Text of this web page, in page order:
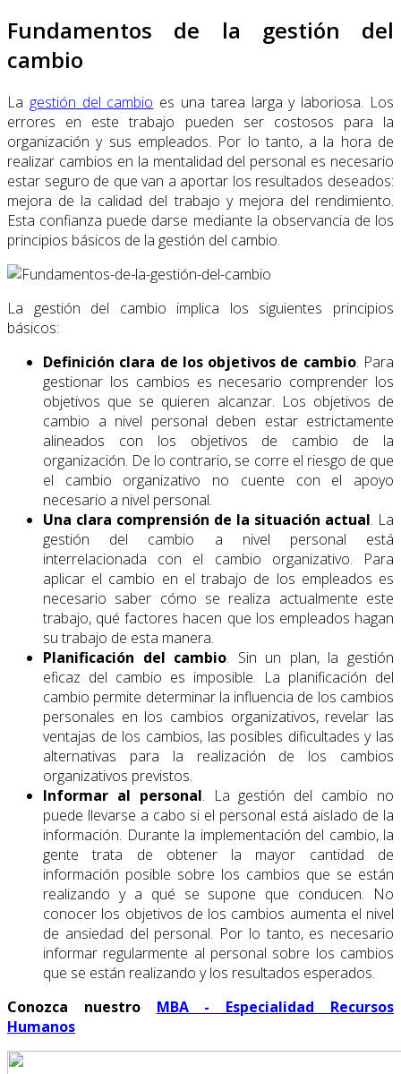
Fundamentos de la gestión del
cambio
La gestión del cambio es una tarea larga y laboriosa. Los
errores en este trabajo pueden ser costosos para la
organización y sus empleados. Por lo tanto, a la hora de
realizar cambios en la mentalidad del personal es necesario
estar seguro de que van a aportar los resultados deseados:
mejora de la calidad del trabajo y mejora del rendimiento.
Esta confianza puede darse mediante la observancia de los
principios básicos de la gestión del cambio.
La gestión del cambio implica los siguientes principios
básicos:
Definición clara de los objetivos de cambio. Para
gestionar los cambios es necesario comprender los
objetivos que se quieren alcanzar. Los objetivos de
cambio a nivel personal deben estar estrictamente
alineados con los objetivos de cambio de la
organización. De lo contrario, se corre el riesgo de que
el cambio organizativo no cuente con el apoyo
necesario a nivel personal.
Una clara comprensión de la situación actual. La
gestión del cambio a nivel personal está
interrelacionada con el cambio organizativo. Para
aplicar el cambio en el trabajo de los empleados es
necesario saber cómo se realiza actualmente este
trabajo, qué factores hacen que los empleados hagan
su trabajo de esta manera.
Planificación del cambio. Sin un plan, la gestión
eficaz del cambio es imposible. La planificación del
cambio permite determinar la influencia de los cambios
personales en los cambios organizativos, revelar las
ventajas de los cambios, las posibles dificultades y las
alternativas para la realización de los cambios
organizativos previstos.
Informar al personal. La gestión del cambio no
puede llevarse a cabo si el personal está aislado de la
información. Durante la implementación del cambio, la
gente trata de obtener la mayor cantidad de
información posible sobre los cambios que se están
realizando y a qué se supone que conducen. No
conocer los objetivos de los cambios aumenta el nivel
de ansiedad del personal. Por lo tanto, es necesario
informar regularmente al personal sobre los cambios
que se están realizando y los resultados esperados.
Conozca nuestro MBA - Especialidad Recursos
Humanos